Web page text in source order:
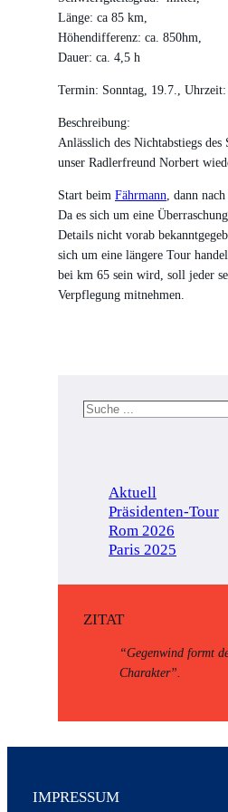
Länge: ca 85 km,
Höhendifferenz: ca. 850hm,
Dauer: ca. 4,5 h
Termin: Sonntag, 19.7.,
Beschreibung:
Anlässlich des Nichtabstiegs
unser Radlerfreund Norbert
Start beim Fährmann , dann
Da es sich um eine
Details nicht vorab
sich um eine längere Tour
bei km 65 sein wird, soll jeder
Verpflegung mitnehmen.
S
Aktuell
Präsidenten-Tour
Rom 2026
Paris 2025
ZITAT
“Gegenwind formt
Charakter”.
IMPRESSUM